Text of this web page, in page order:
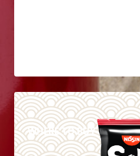
WHERE TO BUY
DETAILS